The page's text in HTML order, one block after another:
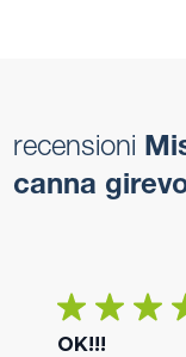
recensioni
canna
OK!!!